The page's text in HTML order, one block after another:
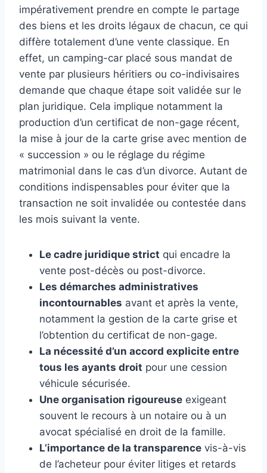
impérativement prendre en compte le partage
des biens et les droits légaux de chacun, ce qui
diffère totalement d’une vente classique. En
effet, un camping-car placé sous mandat de
vente par plusieurs héritiers ou co-indivisaires
demande que chaque étape soit validée sur le
plan juridique. Cela implique notamment la
production d’un certificat de non-gage récent,
la mise à jour de la carte grise avec mention de
« succession » ou le réglage du régime
matrimonial dans le cas d’un divorce. Autant de
conditions indispensables pour éviter que la
transaction ne soit invalidée ou contestée dans
les mois suivant la vente.
Le cadre juridique strict qui encadre la
vente post-décès ou post-divorce.
Les démarches administratives
incontournables avant et après la vente,
notamment la gestion de la carte grise et
l’obtention du certificat de non-gage.
La nécessité d’un accord explicite entre
tous les ayants droit pour une cession
véhicule sécurisée.
Une organisation rigoureuse exigeant
souvent le recours à un notaire ou à un
avocat spécialisé en droit de la famille.
L’importance de la transparence vis-à-vis
de l’acheteur pour éviter litiges et retards